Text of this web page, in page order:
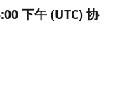
下午 (UTC) 协